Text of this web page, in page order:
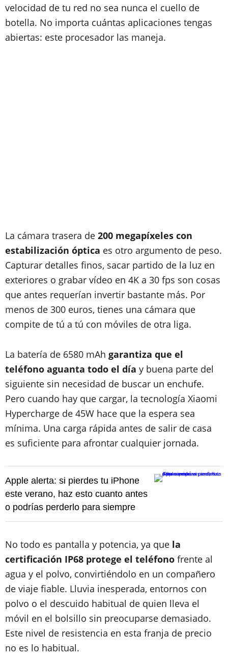
velocidad de tu red no sea nunca el cuello de
botella. No importa cuántas aplicaciones tengas
abiertas: este procesador las maneja.
La cámara trasera de 200 megapíxeles con
estabilización óptica es otro argumento de peso.
Capturar detalles finos, sacar partido de la luz en
exteriores o grabar vídeo en 4K a 30 fps son cosas
que antes requerían invertir bastante más. Por
menos de 300 euros, tienes una cámara que
compite de tú a tú con móviles de otra liga.
La batería de 6580 mAh garantiza que el
teléfono aguanta todo el día y buena parte del
siguiente sin necesidad de buscar un enchufe.
Pero cuando hay que cargar, la tecnología Xiaomi
Hypercharge de 45W hace que la espera sea
mínima. Una carga rápida antes de salir de casa
es suficiente para afrontar cualquier jornada.
Apple alerta: si pierdes tu iPhone
este verano, haz esto cuanto antes
o podrías perderlo para siempre
No todo es pantalla y potencia, ya que la
certificación IP68 protege el teléfono frente al
agua y el polvo, convirtiéndolo en un compañero
de viaje fiable. Lluvia inesperada, entornos con
polvo o el descuido habitual de quien lleva el
móvil en el bolsillo sin preocuparse demasiado.
Este nivel de resistencia en esta franja de precio
no es lo habitual.